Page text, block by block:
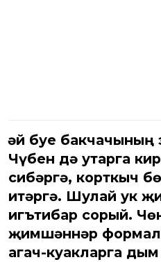
Җәй буе
Чүбен дә утарга
сибәргә, корткыч
итәргә. Шулай ук
игътибар сорый.
җимшәннәр
агач-куакларга